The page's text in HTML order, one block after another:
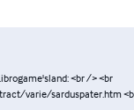
<br /> <br
varie/sarduspater.htm